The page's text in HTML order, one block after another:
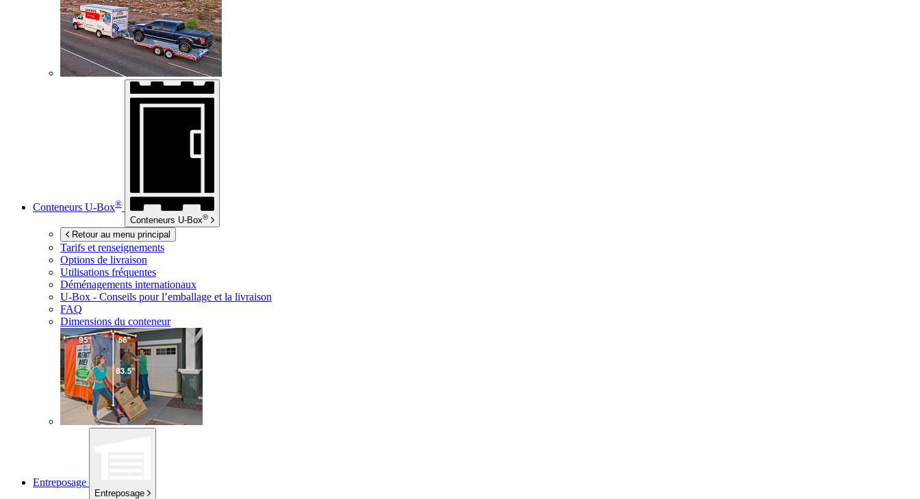
Conteneurs U-Box®
Conteneurs U-Box®
Retour au menu principal
Tarifs et renseignements
Options de livraison
Utilisations fréquentes
Déménagements internationaux
U-Box - Conseils pour l’emballage et la livraison
FAQ
Dimensions du conteneur
Entreposage
Entreposage